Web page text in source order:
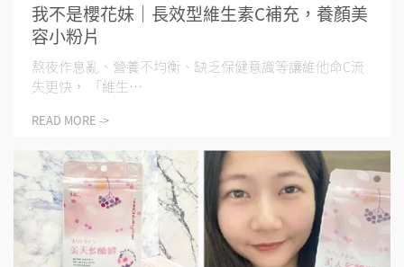
我不是櫻花妹｜長效型維生素C補充，養顏美
容小粉片
熬夜作息亂、營養不均衡、缺乏保健意識等讓維他命C流
失更快， 「維生⋯
READ MORE ->